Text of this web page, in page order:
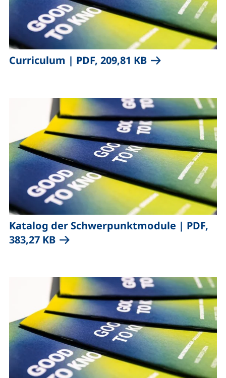
Curriculum | PDF, 209,81 KB(öffnet neues
Katalog der Schwerpunktmodule | PDF,
383,27 KB(öffnet neues Fenster), (nicht